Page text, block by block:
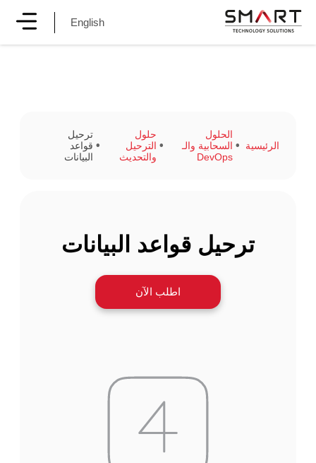
English
الرئيسية
الحلول
السحابية والـ
DevOps
حلول
الترحيل
والتحديث
ترحيل
قواعد
البيانات
ترحيل قواعد البيانات
اطلب الآن